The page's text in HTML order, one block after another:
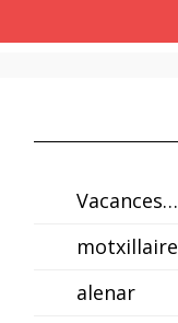
Vacances…
motxillaire
alenar